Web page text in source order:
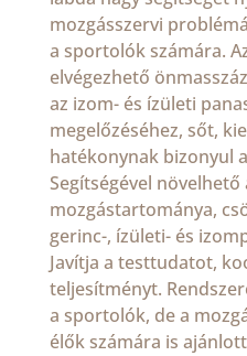
mozgásszervi
a sportolók számára.
elvégezhető
az izom- és ízületi
megelőzéséhez, sőt,
hatékonynak bizonyul
Segítségével növelhető
mozgástartománya,
gerinc-, ízületi- és
Javítja a testtudatot,
teljesítményt.
a sportolók, de a
élők számára is